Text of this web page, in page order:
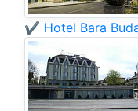
✔️ Hotel Bara